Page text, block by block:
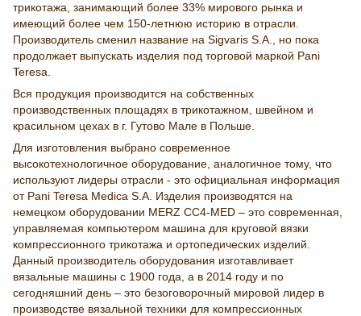
трикотажа, занимающий более 33% мирового рынка и
имеющий более чем 150-летнюю историю в отрасли.
Производитель сменил название на Sigvaris S.A., но пока
продолжает выпускать изделия под торговой маркой Pani
Teresa.
Вся продукция производится на собственных
производственных площадях в трикотажном, швейном и
красильном цехах в г. Гутово Мале в Польше.
Для изготовления выбрано современное
высокотехнологичное оборудование, аналогичное тому, что
используют лидеры отрасли - это официальная информация
от Pani Teresa Medica S.A. Изделия производятся на
немецком оборудовании MERZ CC4-MED – это современная,
управляемая компьютером машина для круговой вязки
компрессионного трикотажа и ортопедических изделий.
Данный производитель оборудования изготавливает
вязальные машины с 1900 года, а в 2014 году и по
сегодняшний день – это безоговорочный мировой лидер в
производстве вязальной техники для компрессионных